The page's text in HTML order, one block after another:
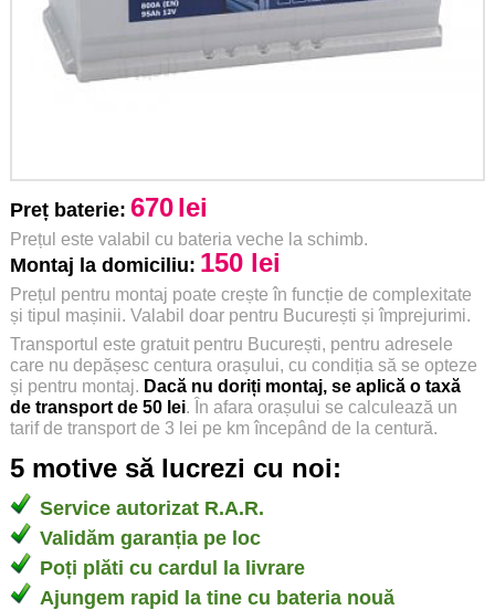
Preț baterie: 670lei
Prețul este valabil cu bateria veche la schimb.
Montaj la domiciliu: 150 lei
Prețul pentru montaj poate crește în funcție de complexitate
și tipul mașinii. Valabil doar pentru București și împrejurimi.
Transportul este gratuit pentru București, pentru adresele
care nu depășesc centura orașului, cu condiția să se opteze
și pentru montaj. Dacă nu doriți montaj, se aplică o taxă
de transport de 50 lei. În afara orașului se calculează un
tarif de transport de 3 lei pe km începând de la centură.
5 motive să lucrezi cu noi:
Service autorizat R.A.R.
Validăm garanția pe loc
Poți plăti cu cardul la livrare
Ajungem rapid la tine cu bateria nouă